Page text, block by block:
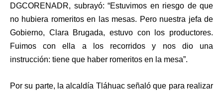
DGCORENADR, subrayó: “Estuvimos en riesgo de que
no hubiera romeritos en las mesas. Pero nuestra jefa de
Gobierno, Clara Brugada, estuvo con los productores.
Fuimos con ella a los recorridos y nos dio una
instrucción: tiene que haber romeritos en la mesa”.
Por su parte, la alcaldía Tláhuac señaló que para realizar